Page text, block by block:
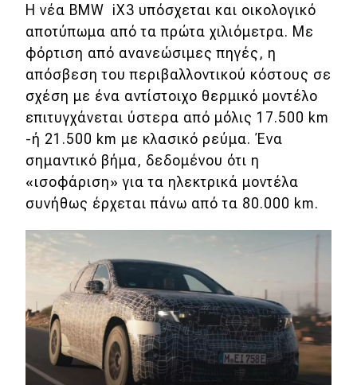
eDRIVE
DRIVE USED
Η νέα BMW iX3 υπόσχεται και οικολογικό
αποτύπωμα από τα πρώτα χιλιόμετρα. Με
φόρτιση από ανανεώσιμες πηγές, η
απόσβεση του περιβαλλοντικού κόστους σε
σχέση με ένα αντίστοιχο θερμικό μοντέλο
επιτυγχάνεται ύστερα από μόλις 17.500 km
-ή 21.500 km με κλασικό ρεύμα. Ένα
σημαντικό βήμα, δεδομένου ότι η
«ισοφάριση» για τα ηλεκτρικά μοντέλα
συνήθως έρχεται πάνω από τα 80.000 km.